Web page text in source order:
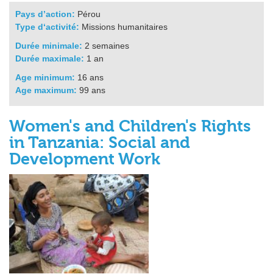
Pays d’action: Pérou
Type d‘activité: Missions humanitaires
Durée minimale: 2 semaines
Durée maximale: 1 an
Age minimum: 16 ans
Age maximum: 99 ans
Women's and Children's Rights
in Tanzania: Social and
Development Work